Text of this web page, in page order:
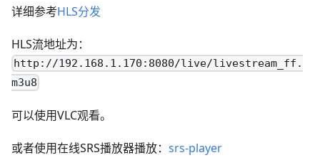
详细参考HLS分发
HLS流地址为：
http://192.168.1.170:8080/live/livestream_ff.
m3u8
可以使用VLC观看。
或者使用在线SRS播放器播放： srs-player